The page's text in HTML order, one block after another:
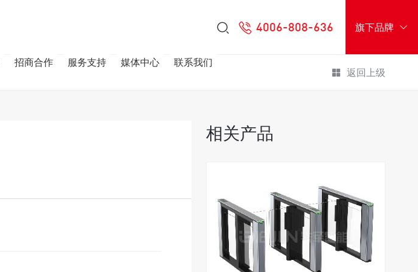
旗下品牌
4006-808-636
招商合作 服务支持 媒体中心 联系我们
返回上级
相关产品